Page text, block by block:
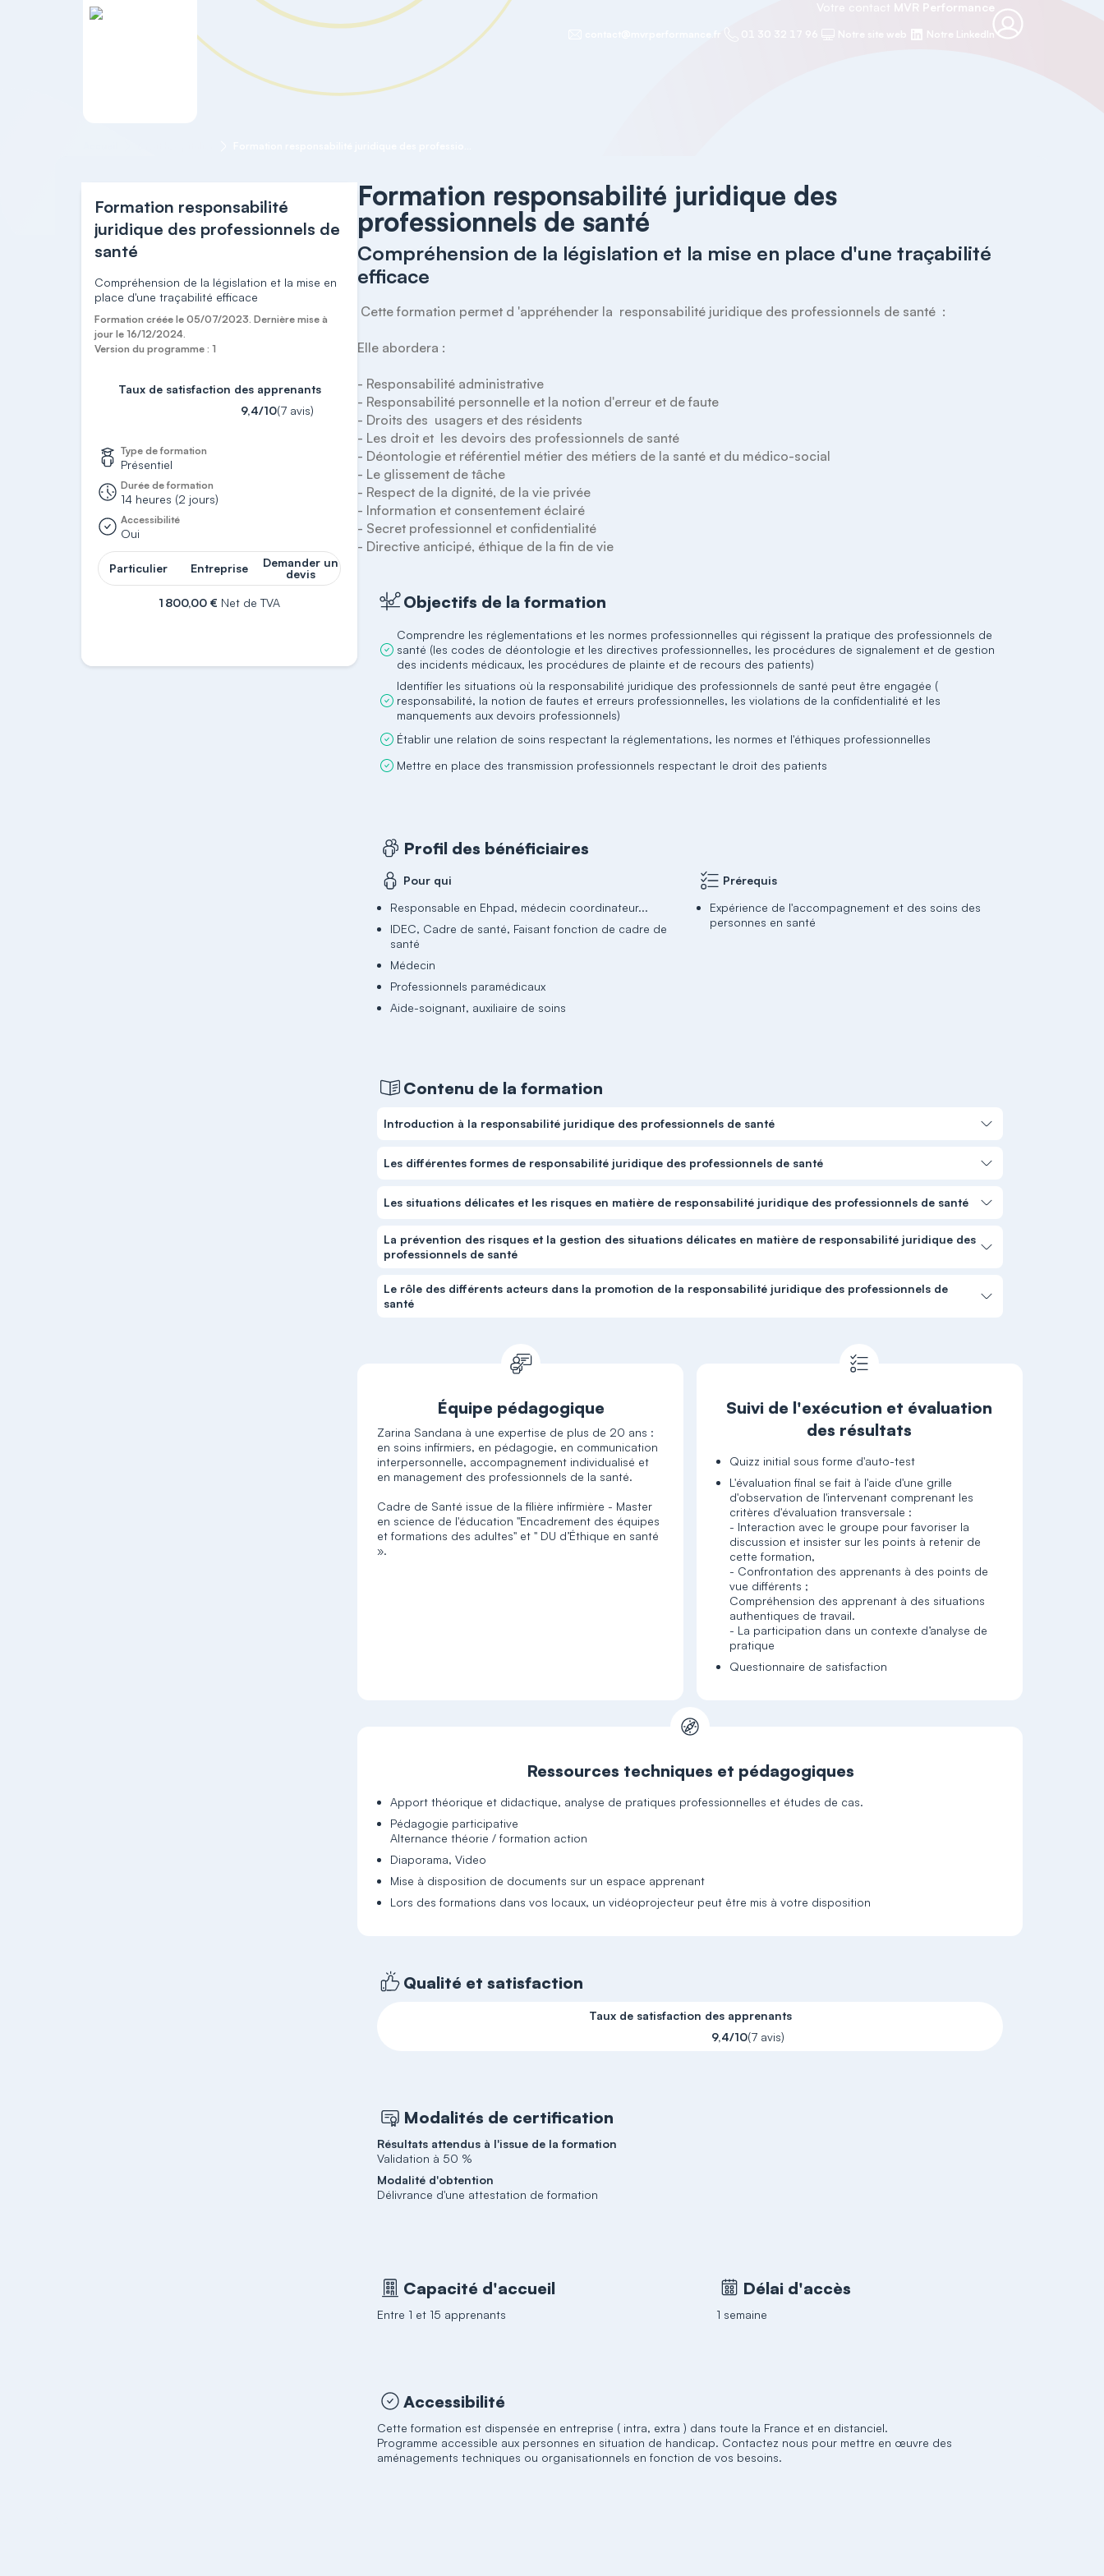
Votre contact MVR Performance
Notre site web Notre LinkedIn
Formation responsabilité
juridique des professionnels de
santé
Compréhension de la législation et la mise en
place d'une traçabilité efficace
Formation créée le 05/07/2023. Dernière mise à
jour le 16/12/2024.
Version du programme : 1
Taux de satisfaction des apprenants
9,4/10(7 avis)
Type de formation
Présentiel
Durée de formation
14 heures (2 jours)
Accessibilité
Oui
Particulier Entreprise
Demander un
devis
1 800,00 € Net de TVA
Formation responsabilité juridique des
professionnels de santé
Compréhension de la législation et la mise en place d'une traçabilité
efficace
Elle abordera :
- Responsabilité administrative
- Responsabilité personnelle et la notion d'erreur et de faute
- Droits des  usagers et des résidents
- Les droit et  les devoirs des professionnels de santé
- Déontologie et référentiel métier des métiers de la santé et du médico-social
- Le glissement de tâche
- Respect de la dignité, de la vie privée
- Information et consentement éclairé
- Secret professionnel et confidentialité
Objectifs de la formation
Comprendre les réglementations et les normes professionnelles qui régissent la pratique des professionnels de
santé (les codes de déontologie et les directives professionnelles, les procédures de signalement et de gestion
des incidents médicaux, les procédures de plainte et de recours des patients)
Identifier les situations où la responsabilité juridique des professionnels de santé peut être engagée (
responsabilité, la notion de fautes et erreurs professionnelles, les violations de la confidentialité et les
manquements aux devoirs professionnels)
Établir une relation de soins respectant la réglementations, les normes et l'éthiques professionnelles
Mettre en place des transmission professionnels respectant le droit des patients
Profil des bénéficiaires
Pour qui
Responsable en Ehpad, médecin coordinateur...
IDEC, Cadre de santé, Faisant fonction de cadre de
santé
Médecin
Professionnels paramédicaux
Aide-soignant, auxiliaire de soins
Prérequis
Expérience de l'accompagnement et des soins des
personnes en santé
Contenu de la formation
Introduction à la responsabilité juridique des professionnels de santé
Les différentes formes de responsabilité juridique des professionnels de santé
Les situations délicates et les risques en matière de responsabilité juridique des professionnels de santé
La prévention des risques et la gestion des situations délicates en matière de responsabilité juridique des
professionnels de santé
Le rôle des différents acteurs dans la promotion de la responsabilité juridique des professionnels de
santé
Équipe pédagogique
Zarina Sandana à une expertise de plus de 20 ans :
en soins infirmiers, en pédagogie, en communication
interpersonnelle, accompagnement individualisé et
en management des professionnels de la santé.
Cadre de Santé issue de la filière infirmière - Master
en science de l'éducation "Encadrement des équipes
et formations des adultes" et " DU d’Éthique en santé
».
Suivi de l'exécution et évaluation
des résultats
Quizz initial sous forme d'auto-test
L'évaluation final se fait à l'aide d'une grille
d'observation de l'intervenant comprenant les
critères d'évaluation transversale :
- Interaction avec le groupe pour favoriser la
discussion et insister sur les points à retenir de
cette formation,
- Confrontation des apprenants à des points de
vue différents ;
Compréhension des apprenant à des situations
authentiques de travail.
- La participation dans un contexte d’analyse de
Questionnaire de satisfaction
Ressources techniques et pédagogiques
Apport théorique et didactique, analyse de pratiques professionnelles et études de cas.
Pédagogie participative
Alternance théorie / formation action
Diaporama, Video
Mise à disposition de documents sur un espace apprenant
Lors des formations dans vos locaux, un vidéoprojecteur peut être mis à votre disposition
Qualité et satisfaction
Taux de satisfaction des apprenants
9,4/10(7 avis)
Modalités de certification
Résultats attendus à l'issue de la formation
Validation à 50 %
Modalité d'obtention
Délivrance d'une attestation de formation
Capacité d'accueil
Entre 1 et 15 apprenants
Délai d'accès
1 semaine
Accessibilité
Cette formation est dispensée en entreprise ( intra, extra ) dans toute la France et en distanciel.
Programme accessible aux personnes en situation de handicap. Contactez nous pour mettre en œuvre des
aménagements techniques ou organisationnels en fonction de vos besoins.